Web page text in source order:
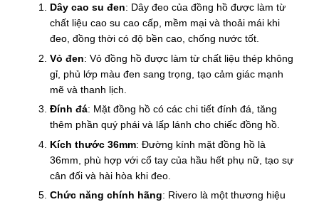
Dây cao su đen: Dây đeo của đồng hồ được làm từ
chất liệu cao su cao cấp, mềm mại và thoải mái khi
đeo, đồng thời có độ bền cao, chống nước tốt.
Vỏ đen: Vỏ đồng hồ được làm từ chất liệu thép không
gỉ, phủ lớp màu đen sang trọng, tạo cảm giác mạnh
mẽ và thanh lịch.
Đính đá: Mặt đồng hồ có các chi tiết đính đá, tăng
thêm phần quý phái và lấp lánh cho chiếc đồng hồ.
Kích thước 36mm: Đường kính mặt đồng hồ là
36mm, phù hợp với cổ tay của hầu hết phụ nữ, tạo sự
cân đối và hài hòa khi đeo.
Chức năng chính hãng: Rivero là một thương hiệu